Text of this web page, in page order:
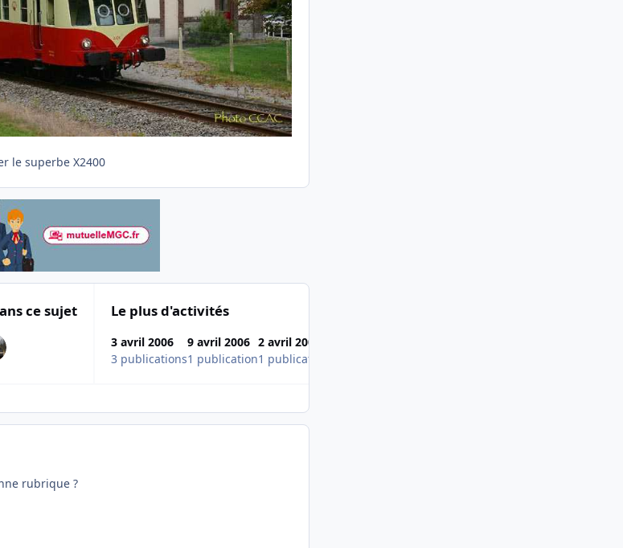
le superbe X2400
ce sujet Le plus d'activités
3 avril 2006
3 publications
9 avril 2006
1 publication
2 avril 2006
1 publication
overview
rubrique ?